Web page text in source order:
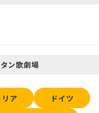
ン歌劇場
ア
ドイツ